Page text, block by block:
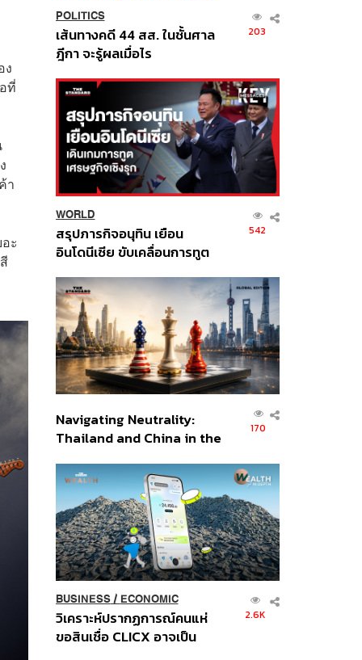
ง
ที่
า
ะ
POLITICS
เส้นทางคดี 44 สส. ในชั้นศาล
ฎีกา จะรู้ผลเมื่อไร
203
WORLD
สรุปภารกิจอนุทิน เยือน
อินโดนีเซีย ขับเคลื่อนการทูต
ส่วนยุทธศาสตร์ไทย –
อินโดนีเซีย
542
Navigating Neutrality:
Thailand and China in the
Order
170
BUSINESS/ ECONOMIC
วิเคราะห์ปรากฏการณ์คนแห่
ขอสินเชื่อ CLICX อาจเป็น
2.6K